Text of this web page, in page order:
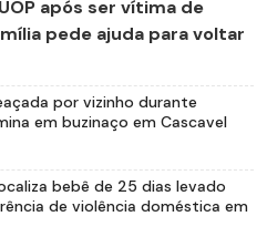
após ser vítima de
pede ajuda para voltar
por vizinho durante
em buzinaço em Cascavel
bebê de 25 dias levado
de violência doméstica em